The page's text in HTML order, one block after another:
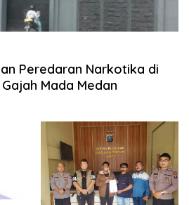
Peredaran Narkotika di
Mada Medan